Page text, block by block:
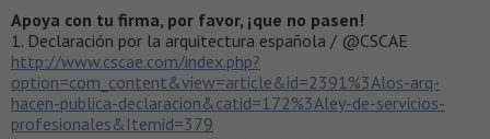
Apoya con tu firma, por favor, ¡que no pasen!
1. Declaración por la arquitectura española / @CSCAE
http://www.cscae.com/index.php?
option=com_content&view=article&id=2391%3Alos-arq-
hacen-publica-declaracion&catid=172%3Aley-de-servicios-
profesionales&Itemid=379